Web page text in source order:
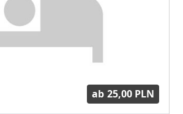
ab 25,00 PLN